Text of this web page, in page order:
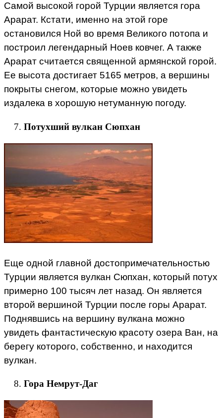
Самой высокой горой Турции является гора
Арарат. Кстати, именно на этой горе
остановился Ной во время Великого потопа и
построил легендарный Ноев ковчег. А также
Арарат считается священной армянской горой.
Ее высота достигает 5165 метров, а вершины
покрыты снегом, которые можно увидеть
издалека в хорошую нетуманную погоду.
Потухший вулкан Сюпхан
Еще одной главной достопримечательностью
Турции является вулкан Сюпхан, который потух
примерно 100 тысяч лет назад. Он является
второй вершиной Турции после горы Арарат.
Поднявшись на вершину вулкана можно
увидеть фантастическую красоту озера Ван, на
берегу которого, собственно, и находится
вулкан.
Гора Немрут-Даг